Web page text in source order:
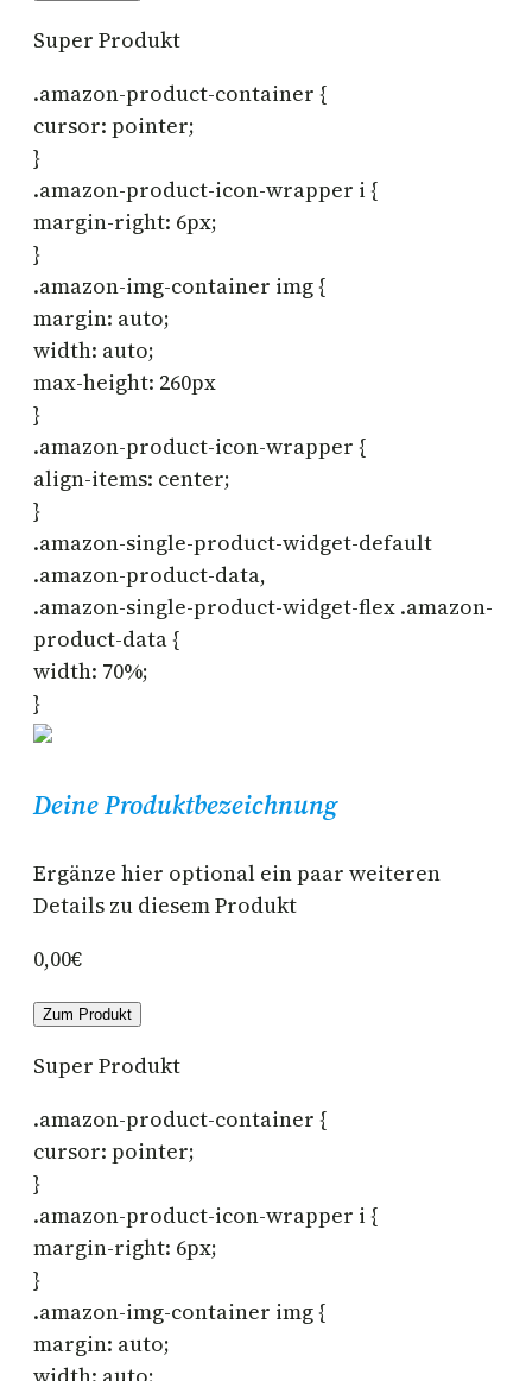
Super Produkt
.amazon-product-container {
cursor: pointer;
}
.amazon-product-icon-wrapper i {
margin-right: 6px;
}
.amazon-img-container img {
margin: auto;
width: auto;
max-height: 260px
}
.amazon-product-icon-wrapper {
align-items: center;
}
.amazon-single-product-widget-default
.amazon-product-data,
.amazon-single-product-widget-flex .amazon-
product-data {
width: 70%;
}
Deine Produktbezeichnung
Ergänze hier optional ein paar weiteren
Details zu diesem Produkt
0,00€
Zum Produkt
Super Produkt
.amazon-product-container {
cursor: pointer;
}
.amazon-product-icon-wrapper i {
margin-right: 6px;
}
.amazon-img-container img {
margin: auto;